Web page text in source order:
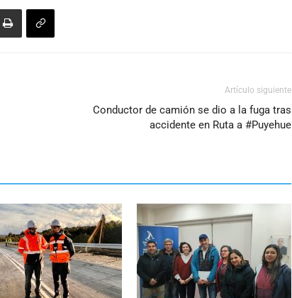
Artículo siguiente
Conductor de camión se dio a la fuga tras
accidente en Ruta a #Puyehue